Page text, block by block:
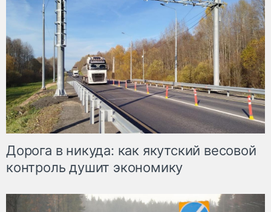
Дорога в никуда: как якутский весовой
контроль душит экономику